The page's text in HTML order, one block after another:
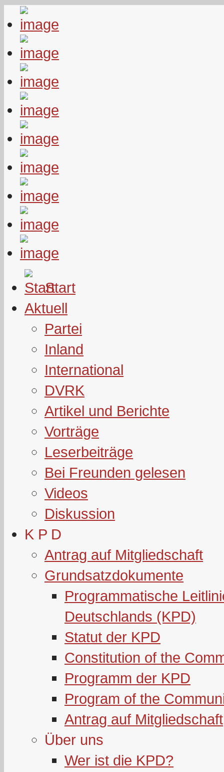
Start
Aktuell
Partei
Inland
International
DVRK
Artikel und Berichte
Vorträge
Leserbeiträge
Bei Freunden gelesen
Videos
Diskussion
K P D
Antrag auf Mitgliedschaft
Grundsatzdokumente
Programmatische
Deutschlands (KPD)
Statut der KPD
Constitution of the
Programm der KPD
Program of the
Antrag auf Mitgliedschaft
Über uns
Wer ist die KPD?